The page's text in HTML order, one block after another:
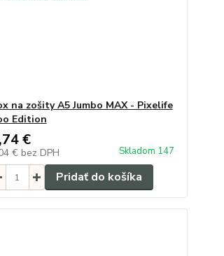
na zošity A5 Jumbo MAX - Pixelife
Edition
€
€ bez DPH Skladom 147
Pridať do košíka